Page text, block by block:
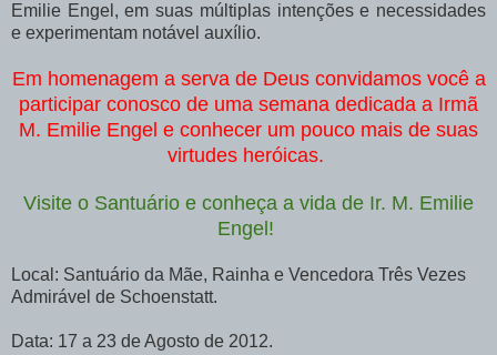
Emilie Engel, em suas múltiplas intenções e necessidades
e experimentam notável auxílio.
Em homenagem a serva de Deus convidamos você a
participar conosco de uma semana dedicada a Irmã
M. Emilie Engel e conhecer um pouco mais de suas
virtudes heróicas.
Visite o Santuário e conheça a vida de Ir. M. Emilie
Engel!
Local: Santuário da Mãe, Rainha e Vencedora Três Vezes
Admirável de Schoenstatt.
Data: 17 a 23 de Agosto de 2012.